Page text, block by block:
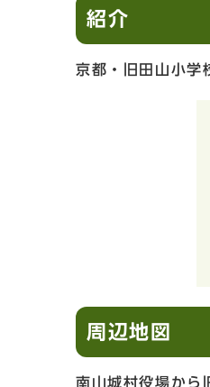
紹介
京都・旧田山小学
周辺地図
南山城村役場から